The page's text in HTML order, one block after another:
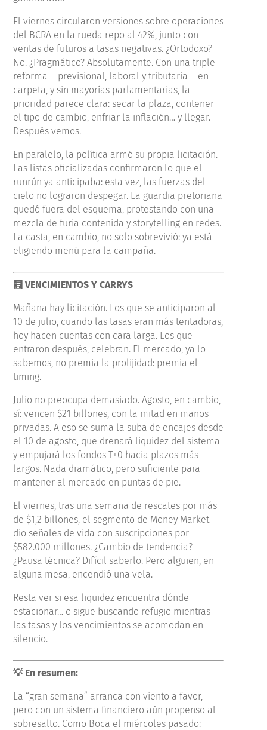
El viernes circularon versiones sobre operaciones
del BCRA en la rueda repo al 42%, junto con
ventas de futuros a tasas negativas. ¿Ortodoxo?
No. ¿Pragmático? Absolutamente. Con una triple
reforma —previsional, laboral y tributaria— en
carpeta, y sin mayorías parlamentarias, la
prioridad parece clara: secar la plaza, contener
el tipo de cambio, enfriar la inflación… y llegar.
Después vemos.
En paralelo, la política armó su propia licitación.
Las listas oficializadas confirmaron lo que el
runrún ya anticipaba: esta vez, las fuerzas del
cielo no lograron despegar. La guardia pretoriana
quedó fuera del esquema, protestando con una
mezcla de furia contenida y storytelling en redes.
La casta, en cambio, no solo sobrevivió: ya está
eligiendo menú para la campaña.
🧮 VENCIMIENTOS Y CARRYS
Mañana hay licitación. Los que se anticiparon al
10 de julio, cuando las tasas eran más tentadoras,
hoy hacen cuentas con cara larga. Los que
entraron después, celebran. El mercado, ya lo
sabemos, no premia la prolijidad: premia el
timing.
Julio no preocupa demasiado. Agosto, en cambio,
sí: vencen $21 billones, con la mitad en manos
privadas. A eso se suma la suba de encajes desde
el 10 de agosto, que drenará liquidez del sistema
y empujará los fondos T+0 hacia plazos más
largos. Nada dramático, pero suficiente para
mantener al mercado en puntas de pie.
El viernes, tras una semana de rescates por más
de $1,2 billones, el segmento de Money Market
dio señales de vida con suscripciones por
$582.000 millones. ¿Cambio de tendencia?
¿Pausa técnica? Difícil saberlo. Pero alguien, en
alguna mesa, encendió una vela.
Resta ver si esa liquidez encuentra dónde
estacionar… o sigue buscando refugio mientras
las tasas y los vencimientos se acomodan en
silencio.
💡 En resumen:
La “gran semana” arranca con viento a favor,
pero con un sistema financiero aún propenso al
sobresalto. Como Boca el miércoles pasado: